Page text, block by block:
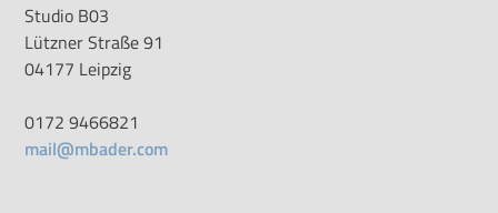
Studio B03
Lützner Straße 91
04177 Leipzig
0172 9466821
mail@mbader.com